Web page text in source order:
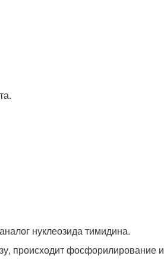
нуклеозида тимидина.
происходит фосфорилирование и